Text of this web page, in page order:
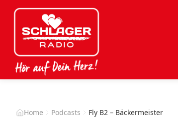
Home Podcasts Fly B2 – Bäckermeister